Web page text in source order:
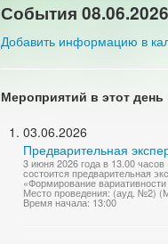
События 08.06.2026
Добавить информацию в
Мероприятий в этот день
03.06.2026
Предварительная
3 июня 2026 года в 13.00
состоится предварительная
«Формирование
Место проведения: (ауд. №2)
Время начала: 13:00